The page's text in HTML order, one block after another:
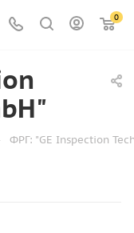
0
ФРГ: "GE Inspection